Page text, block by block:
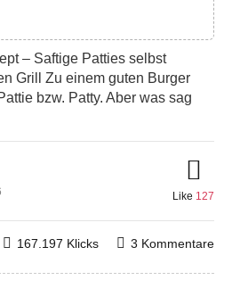
– Saftige Patties selbst
Grill Zu einem guten Burger
bzw. Patty. Aber was sag
Like 127
3 Kommentare
167.197 Klicks